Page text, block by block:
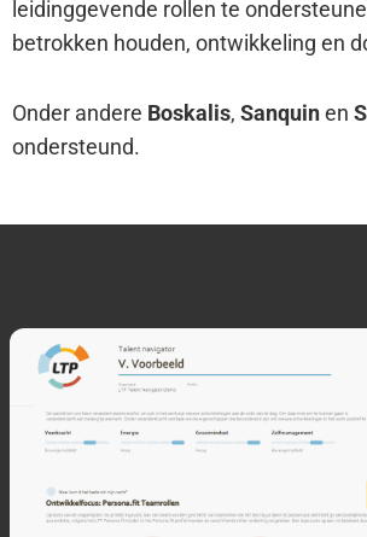
leidinggevende rollen te
betrokken houden, ontwikkeling en
Onder andere Boskalis, Sanquinen
ondersteund.